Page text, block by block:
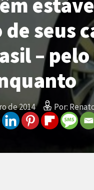
de seus
–
de 2014 Por: